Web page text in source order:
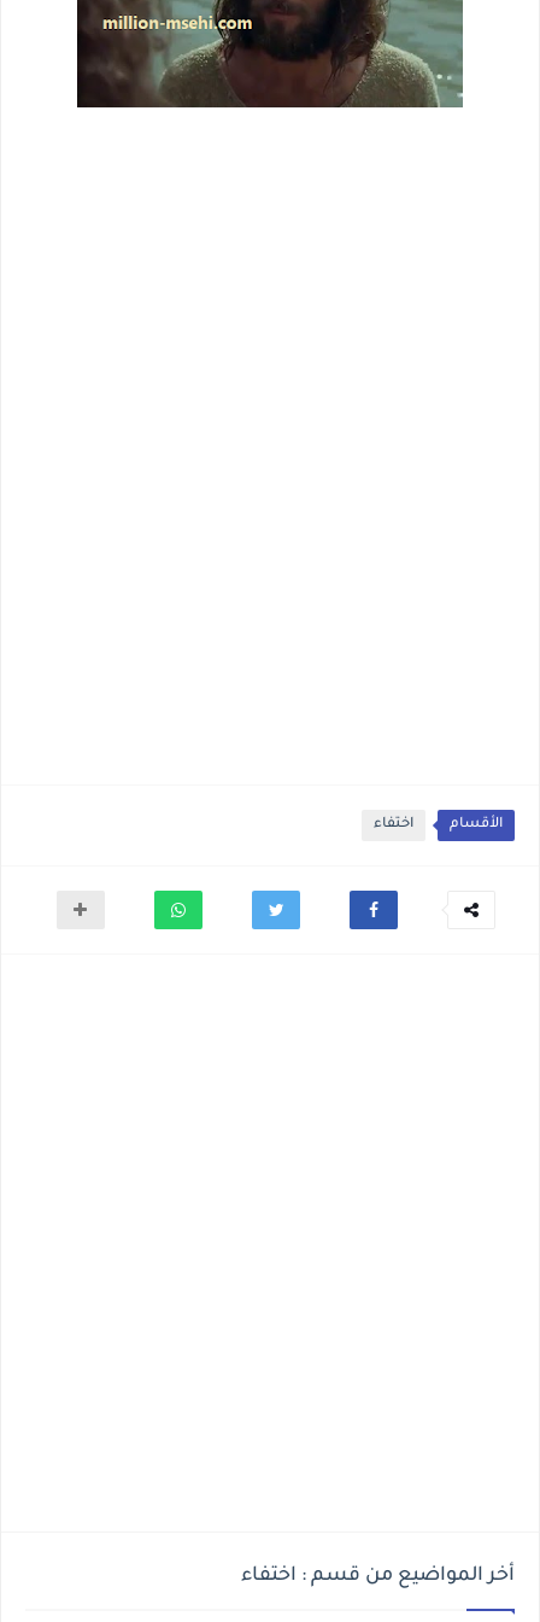
الأقسام اختفاء
أخر المواضيع من قسم : اختفاء